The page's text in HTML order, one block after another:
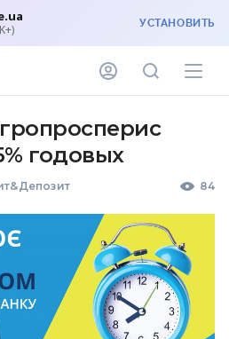
УСТАНОВИТЬ
годовых
84